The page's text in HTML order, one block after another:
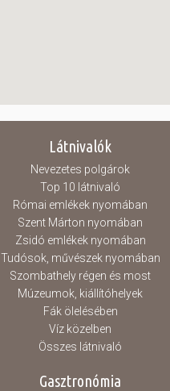
Látnivalók
Nevezetes polgárok
Top 10 látnivaló
Római emlékek nyomában
Szent Márton nyomában
Zsidó emlékek nyomában
Tudósok, művészek nyomában
Szombathely régen és most
Múzeumok, kiállítóhelyek
Fák ölelésében
Víz közelben
Összes látnivaló
Gasztronómia